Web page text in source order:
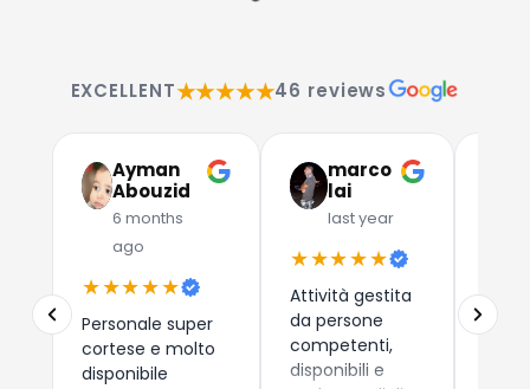
EXCELLENT★★★★★46 reviews
Ayman
Abouzid
6 months
ago
★★★★★
Personale super
cortese e molto
disponibile
marco
lai
last year
★★★★★
Attività gestita
da persone
competenti,
disponibili e
Due
che